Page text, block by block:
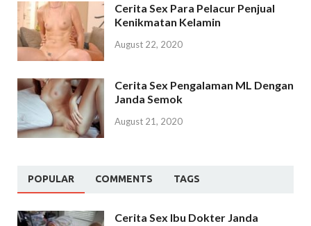
Cerita Sex Para Pelacur Penjual
Kenikmatan Kelamin
August 22, 2020
Cerita Sex Pengalaman ML Dengan
Janda Semok
August 21, 2020
POPULAR COMMENTS TAGS
Cerita Sex Ibu Dokter Janda